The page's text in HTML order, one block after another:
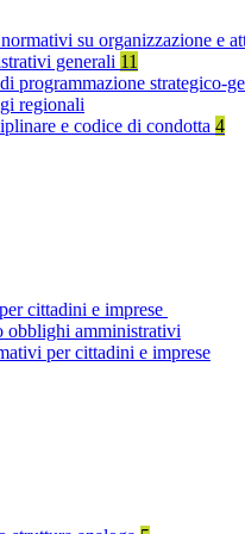
su organizzazione e
generali 11
programmazione strategico-
regionali
e codice di condotta 4
cittadini e imprese
obblighi amministrativi
per cittadini e imprese